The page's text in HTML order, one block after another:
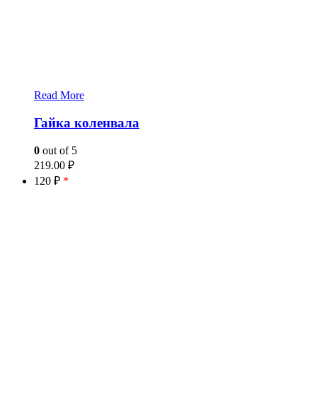
Read More
Гайка коленвала
0 out of 5
219.00 ₽
120 ₽ *